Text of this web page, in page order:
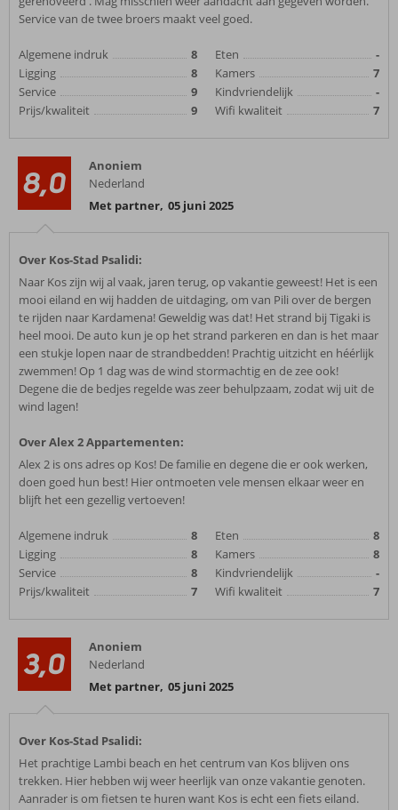
Service van de twee broers maakt veel goed.
Algemene indruk
8
Ligging
8
Service
9
Prijs/kwaliteit
9
Eten
-
Kamers
7
Kindvriendelijk
-
Wifi kwaliteit
7
8,0
Anoniem
Nederland
Met partner, 05 juni 2025
Over Kos-Stad Psalidi:
Naar Kos zijn wij al vaak, jaren terug, op vakantie geweest! Het is een
mooi eiland en wij hadden de uitdaging, om van Pili over de bergen
te rijden naar Kardamena! Geweldig was dat! Het strand bij Tigaki is
heel mooi. De auto kun je op het strand parkeren en dan is het maar
een stukje lopen naar de strandbedden! Prachtig uitzicht en héérlijk
zwemmen! Op 1 dag was de wind stormachtig en de zee ook!
Degene die de bedjes regelde was zeer behulpzaam, zodat wij uit de
wind lagen!
Over Alex 2 Appartementen:
Alex 2 is ons adres op Kos! De familie en degene die er ook werken,
doen goed hun best! Hier ontmoeten vele mensen elkaar weer en
blijft het een gezellig vertoeven!
Algemene indruk
8
Ligging
8
Service
8
Prijs/kwaliteit
7
Eten
8
Kamers
8
Kindvriendelijk
-
Wifi kwaliteit
7
3,0
Anoniem
Nederland
Met partner, 05 juni 2025
Over Kos-Stad Psalidi:
Het prachtige Lambi beach en het centrum van Kos blijven ons
trekken. Hier hebben wij weer heerlijk van onze vakantie genoten.
Aanrader is om fietsen te huren want Kos is echt een fiets eiland.